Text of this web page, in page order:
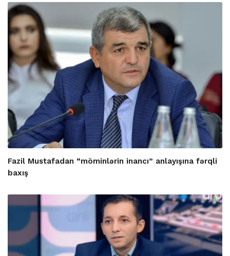
Fazil Mustafadan “möminlərin inancı” anlayışına fərqli
baxış